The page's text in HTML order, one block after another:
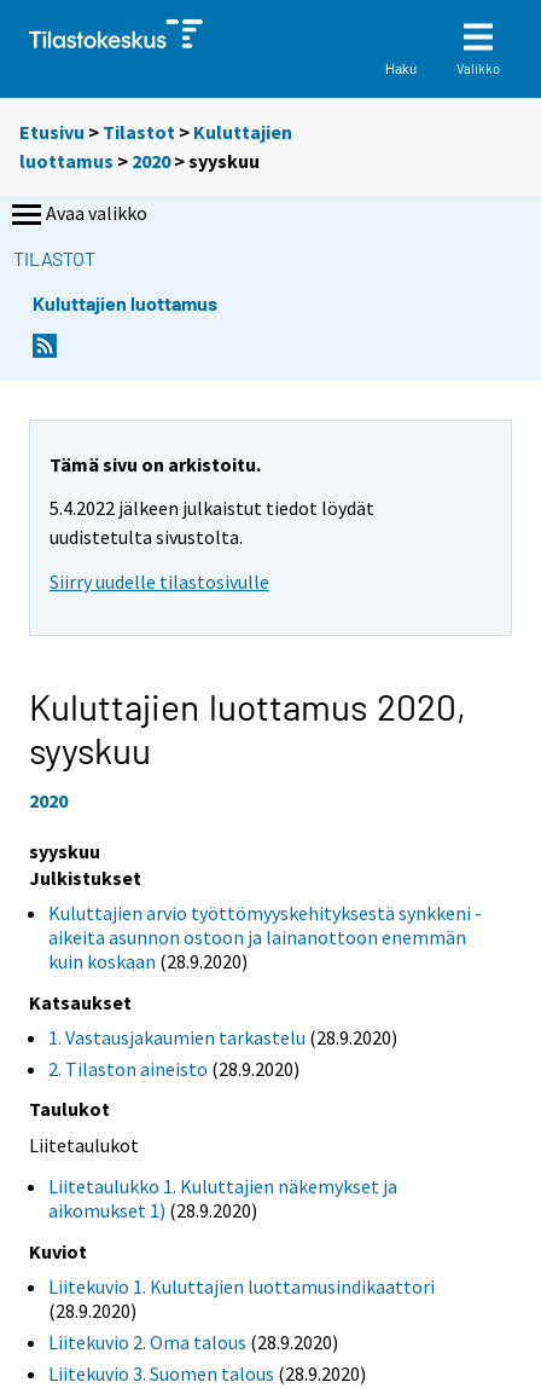
Haku Valikko
Etusivu > Tilastot > Kuluttajien
luottamus > 2020>syyskuu
Avaa valikko
TILASTOT
Kuluttajien luottamus
Tämä sivu on arkistoitu.
5.4.2022 jälkeen julkaistut tiedot löydät
uudistetulta sivustolta.
Siirry uudelle tilastosivulle
Kuluttajien luottamus 2020,
syyskuu
2020
syyskuu
Julkistukset
Kuluttajien arvio työttömyyskehityksestä synkkeni -
aikeita asunnon ostoon ja lainanottoon enemmän
kuin koskaan (28.9.2020)
Katsaukset
1. Vastausjakaumien tarkastelu (28.9.2020)
2. Tilaston aineisto (28.9.2020)
Taulukot
Liitetaulukot
Liitetaulukko 1. Kuluttajien näkemykset ja
aikomukset 1) (28.9.2020)
Kuviot
Liitekuvio 1. Kuluttajien luottamusindikaattori
(28.9.2020)
Liitekuvio 2. Oma talous (28.9.2020)
Liitekuvio 3. Suomen talous (28.9.2020)